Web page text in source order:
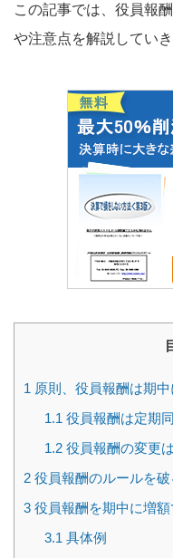
この記事では、役員報
や注意点を解説していき
1 原則、役員報酬は期
1.1 役員報酬は定期
1.2役員報酬の変更
2 役員報酬のルールを
3 役員報酬を期中に増
3.1 具体例